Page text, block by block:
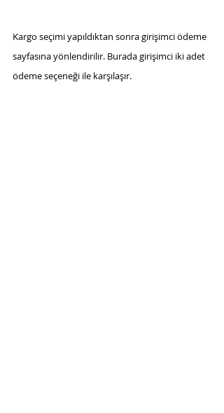
Kargo seçimi yapıldıktan sonra girişimci ödeme
sayfasına yönlendirilir. Burada girişimci iki adet
ödeme seçeneği ile karşılaşır.